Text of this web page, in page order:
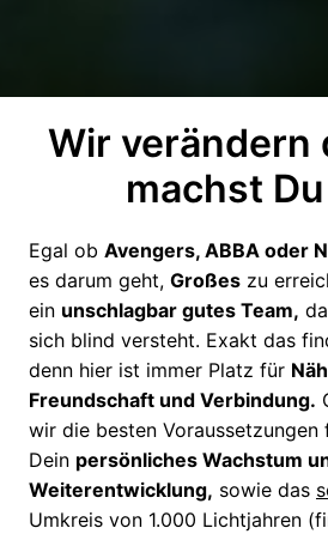
Wir verändern
machst
Egal ob Avengers, ABBA oder
es darum geht, Großes zu
ein unschlagbar gutes Team,
sich blind versteht. Exakt das
denn hier ist immer Platz für
Freundschaft und Verbindung.
wir die besten Voraussetzungen
Dein persönliches Wachstum
Weiterentwicklung, sowie das
Umkreis von 1.000 Lichtjahren